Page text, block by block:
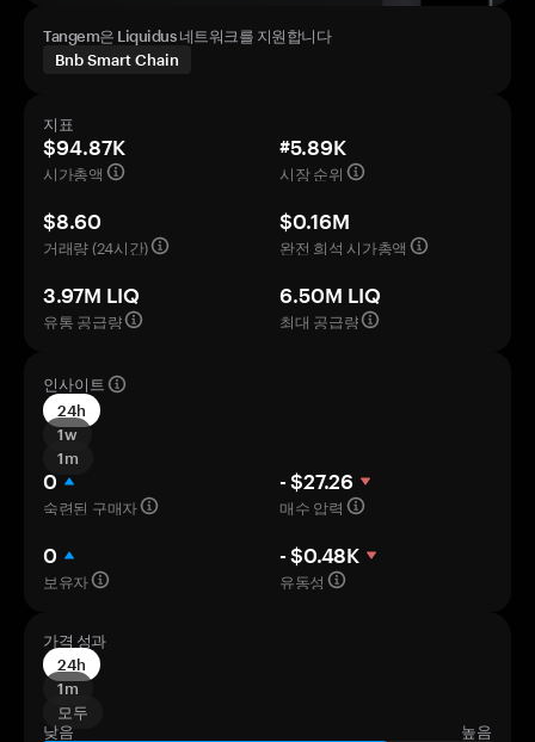
Tangem은 Liquidus 네트워크를 지원합니다
Bnb Smart Chain
지표
$94.87K
시가총액
#5.89K
시장 순위
$8.60
거래량 (24시간)
$0.16M
완전 희석 시가총액
3.97M LIQ
유통 공급량
6.50M LIQ
최대 공급량
인사이트
24h
1w
1m
0
숙련된 구매자
- $27.26
매수 압력
0
보유자
- $0.48K
유동성
가격 성과
24h
1m
모두
낮음
높음